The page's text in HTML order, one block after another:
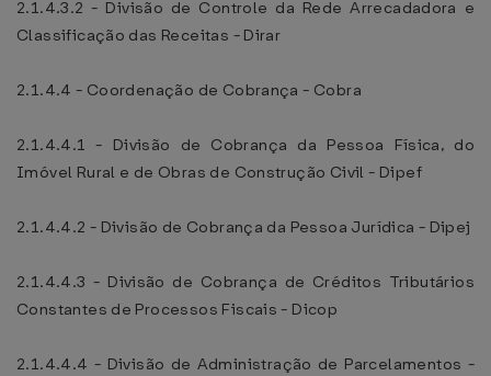
2.1.4.3.2 - Divisão de Controle da Rede Arrecadadora e
Classificação das Receitas - Dirar
2.1.4.4 - Coordenação de Cobrança - Cobra
2.1.4.4.1 - Divisão de Cobrança da Pessoa Física, do
Imóvel Rural e de Obras de Construção Civil - Dipef
2.1.4.4.2 - Divisão de Cobrança da Pessoa Jurídica - Dipej
2.1.4.4.3 - Divisão de Cobrança de Créditos Tributários
Constantes de Processos Fiscais - Dicop
2.1.4.4.4 - Divisão de Administração de Parcelamentos -